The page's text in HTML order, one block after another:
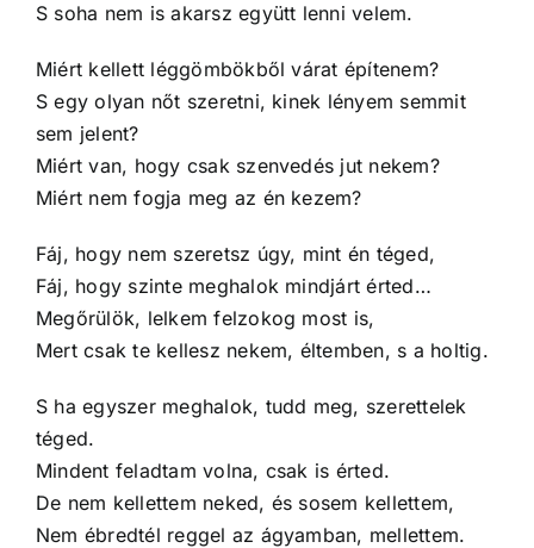
S soha nem is akarsz együtt lenni velem.
Miért kellett léggömbökből várat építenem?
S egy olyan nőt szeretni, kinek lényem semmit
sem jelent?
Miért van, hogy csak szenvedés jut nekem?
Miért nem fogja meg az én kezem?
Fáj, hogy nem szeretsz úgy, mint én téged,
Fáj, hogy szinte meghalok mindjárt érted…
Megőrülök, lelkem felzokog most is,
Mert csak te kellesz nekem, éltemben, s a holtig.
S ha egyszer meghalok, tudd meg, szerettelek
téged.
Mindent feladtam volna, csak is érted.
De nem kellettem neked, és sosem kellettem,
Nem ébredtél reggel az ágyamban, mellettem.